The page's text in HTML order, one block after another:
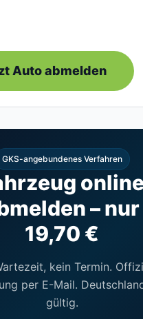
Auto abmelden
GKS-angebundenes Verfahren
online
– nur
19,70 €
kein Termin.
per E-Mail.
gültig.